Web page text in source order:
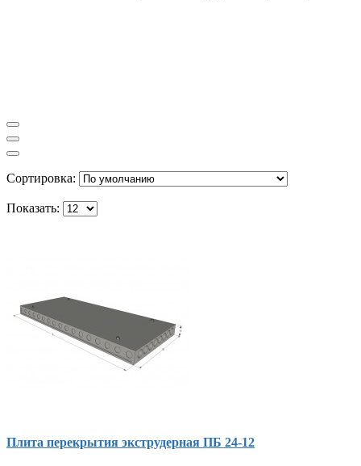
Сортировка:
Показать:
Плита перекрытия экструдерная ПБ 24-12